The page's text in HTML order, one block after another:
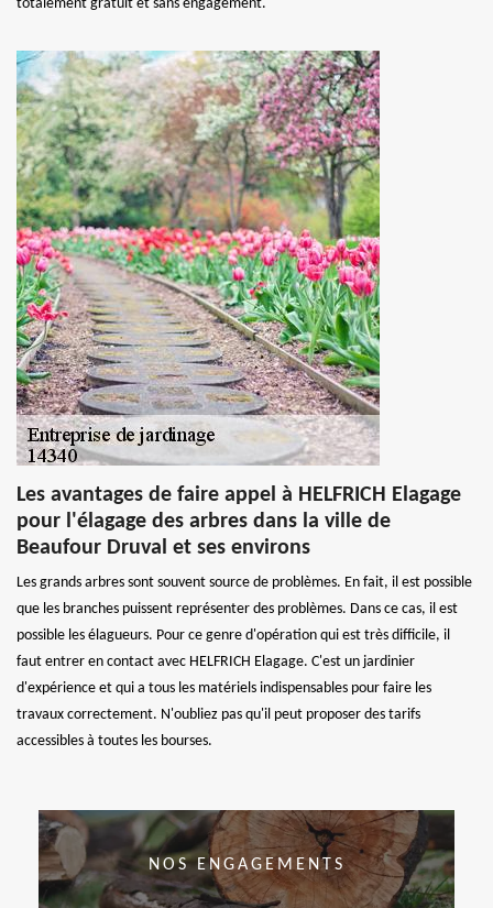
totalement gratuit et sans engagement.
Les avantages de faire appel à HELFRICH Elagage
pour l'élagage des arbres dans la ville de
Beaufour Druval et ses environs
Les grands arbres sont souvent source de problèmes. En fait, il est possible
que les branches puissent représenter des problèmes. Dans ce cas, il est
possible les élagueurs. Pour ce genre d'opération qui est très difficile, il
faut entrer en contact avec HELFRICH Elagage. C'est un jardinier
d'expérience et qui a tous les matériels indispensables pour faire les
travaux correctement. N'oubliez pas qu'il peut proposer des tarifs
accessibles à toutes les bourses.
NOS ENGAGEMENTS